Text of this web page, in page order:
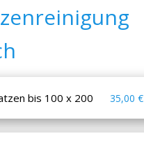
bis 100 x 200 35,00 €